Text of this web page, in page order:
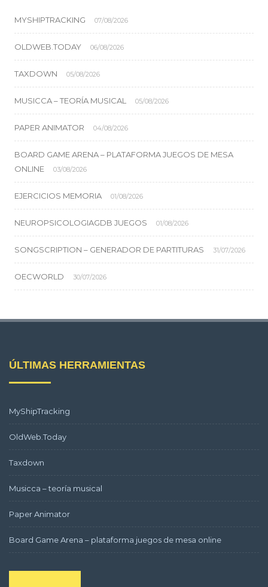
MYSHIPTRACKING 07/08/2026
OLDWEB.TODAY 06/08/2026
TAXDOWN 05/08/2026
MUSICCA – TEORÍA MUSICAL 05/08/2026
PAPER ANIMATOR 04/08/2026
BOARD GAME ARENA – PLATAFORMA JUEGOS DE MESA
ONLINE
03/08/2026
EJERCICIOS MEMORIA 01/08/2026
NEUROPSICOLOGIAGDB JUEGOS 01/08/2026
SONGSCRIPTION – GENERADOR DE PARTITURAS 31/07/2026
OECWORLD 30/07/2026
ÚLTIMAS HERRAMIENTAS
MyShipTracking
OldWeb.Today
Taxdown
Musicca – teoría musical
Paper Animator
Board Game Arena – plataforma juegos de mesa online